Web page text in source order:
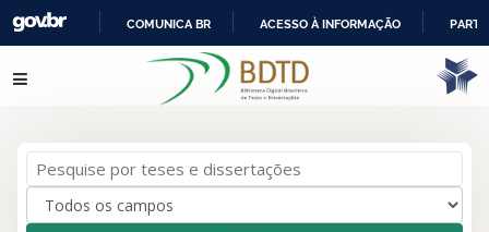
IR
PARA
COMUNICA BR ACESSO À INFORMAÇÃO
Pular para o conteúdo